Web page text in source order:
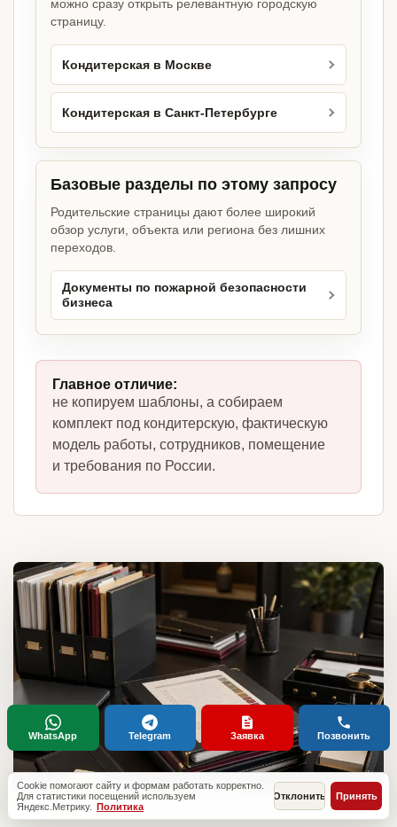
можно сразу открыть релевантную городскую
страницу.
Кондитерская в Москве
Кондитерская в Санкт-Петербурге
Базовые разделы по этому запросу
Родительские страницы дают более широкий
обзор услуги, объекта или региона без лишних
переходов.
Документы по пожарной безопасности
бизнеса
Главное отличие:
не копируем шаблоны, а собираем
комплект под кондитерскую, фактическую
модель работы, сотрудников, помещение
и требования по России.
Cookie помогают сайту и формам работать корректно.
Для статистики посещений используем
Яндекс.Метрику. Политика
Отклонить Принять
WhatsApp Telegram Заявка Позвонить